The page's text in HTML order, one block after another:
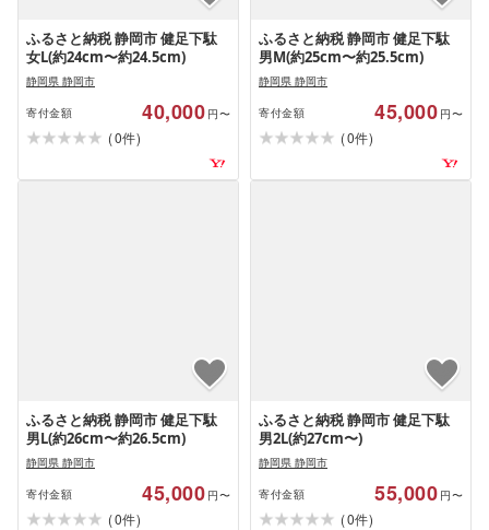
ふるさと納税 静岡市 健足下駄
女L(約24cm〜約24.5cm)
静岡県 静岡市
寄付金額 40,000 円〜
(0件)
ふるさと納税 静岡市 健足下駄
男M(約25cm〜約25.5cm)
静岡県 静岡市
寄付金額 45,000 円〜
(0件)
ふるさと納税 静岡市 健足下駄
男L(約26cm〜約26.5cm)
静岡県 静岡市
寄付金額 45,000 円〜
(0件)
ふるさと納税 静岡市 健足下駄
男2L(約27cm〜)
静岡県 静岡市
寄付金額 55,000 円〜
(0件)